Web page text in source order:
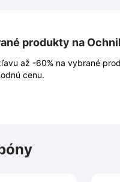
produkty na
až -60% na vybrané
cenu.